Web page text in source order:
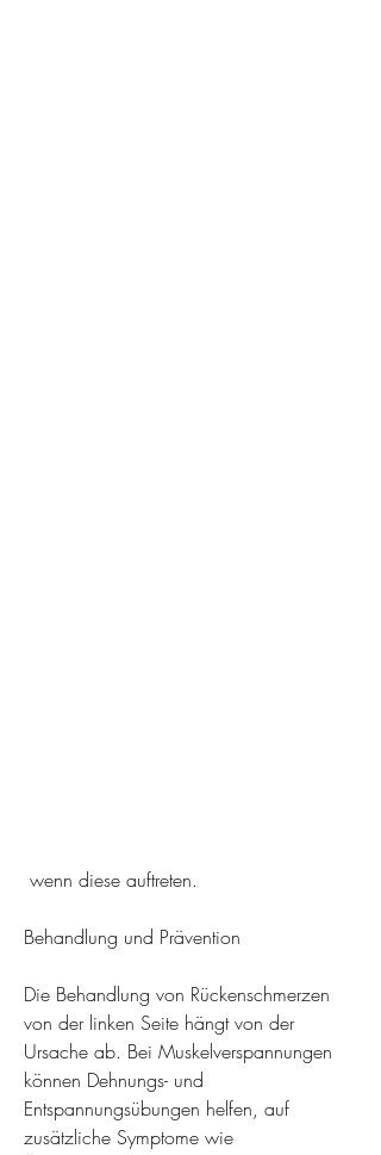
wenn diese auftreten.
Behandlung und Prävention
Die Behandlung von Rückenschmerzen
von der linken Seite hängt von der
Ursache ab. Bei Muskelverspannungen
können Dehnungs- und
Entspannungsübungen helfen, auf
zusätzliche Symptome wie